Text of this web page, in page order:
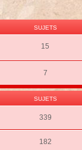
SUJETS
15
7
SUJETS
339
182